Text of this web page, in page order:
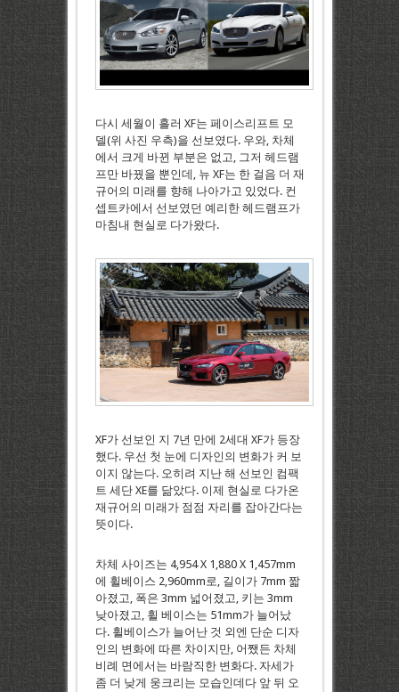
다시 세월이 흘러 XF는 페이스리프트 모
델(위 사진 우측)을 선보였다. 우와, 차체
에서 크게 바뀐 부분은 없고, 그저 헤드램
프만 바꿨을 뿐인데, 뉴 XF는 한 걸음 더 재
규어의 미래를 향해 나아가고 있었다. 컨
셉트카에서 선보였던 예리한 헤드램프가
마침내 현실로 다가왔다.
XF가 선보인 지 7년 만에 2세대 XF가 등장
했다. 우선 첫 눈에 디자인의 변화가 커 보
이지 않는다. 오히려 지난 해 선보인 컴팩
트 세단 XE를 닮았다. 이제 현실로 다가온
재규어의 미래가 점점 자리를 잡아간다는
뜻이다.
차체 사이즈는 4,954 X 1,880 X 1,457mm
에 휠베이스 2,960mm로, 길이가 7mm 짧
아졌고, 폭은 3mm 넓어졌고, 키는 3mm
낮아졌고, 휠 베이스는 51mm가 늘어났
다. 휠베이스가 늘어난 것 외엔 단순 디자
인의 변화에 따른 차이지만, 어쨌든 차체
비례 면에서는 바람직한 변화다. 자세가
좀 더 낮게 웅크리는 모습인데다 앞 뒤 오